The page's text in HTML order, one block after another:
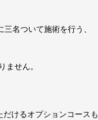
名ついて施術を行う、
ません。
けるオプションコースも